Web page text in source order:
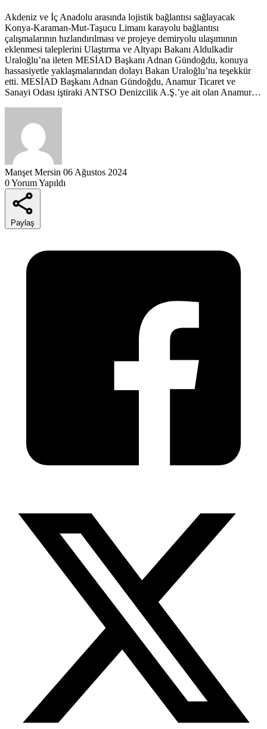
Akdeniz ve İç Anadolu arasında lojistik bağlantısı sağlayacak
Konya-Karaman-Mut-Taşucu Limanı karayolu bağlantısı
çalışmalarının hızlandırılması ve projeye demiryolu ulaşımının
eklenmesi taleplerini Ulaştırma ve Altyapı Bakanı Aldulkadir
Uraloğlu’na ileten MESİAD Başkanı Adnan Gündoğdu, konuya
hassasiyetle yaklaşmalarından dolayı Bakan Uraloğlu’na teşekkür
etti. MESİAD Başkanı Adnan Gündoğdu, Anamur Ticaret ve
Sanayi Odası iştiraki ANTSO Denizcilik A.Ş.’ye ait olan Anamur…
Manşet Mersin 06 Ağustos 2024
0 Yorum Yapıldı
Paylaş